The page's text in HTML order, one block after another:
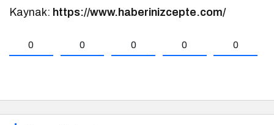
Kaynak: https://www.haberinizcepte.com/
0 0 0 0 0